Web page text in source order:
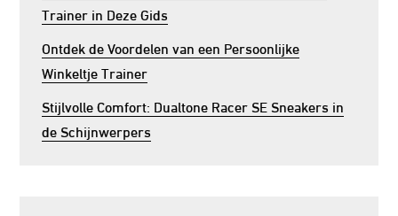
Trainer in Deze Gids
Ontdek de Voordelen van een Persoonlijke
Winkeltje Trainer
Stijlvolle Comfort: Dualtone Racer SE Sneakers in
de Schijnwerpers